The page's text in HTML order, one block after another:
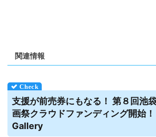
関連情報
支援が前売券にもなる！ 第８回池
画祭クラウドファンディング開始
Gallery